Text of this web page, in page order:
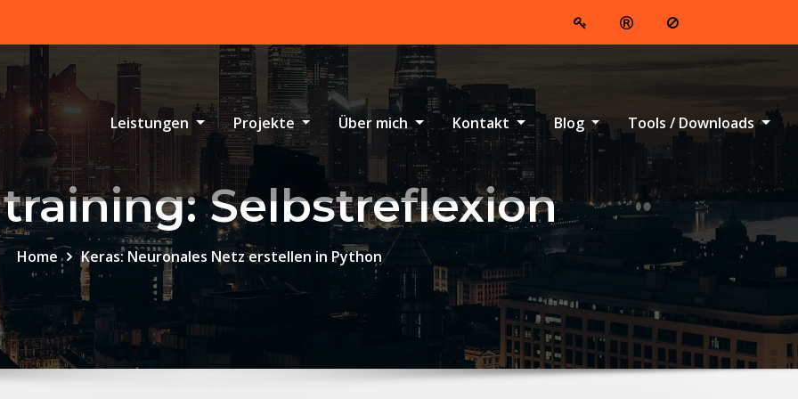
Leistungen Projekte Über mich Kontakt Blog Tools / Downloads
Selbstreflexion
Home Keras: Neuronales Netz erstellen in Python